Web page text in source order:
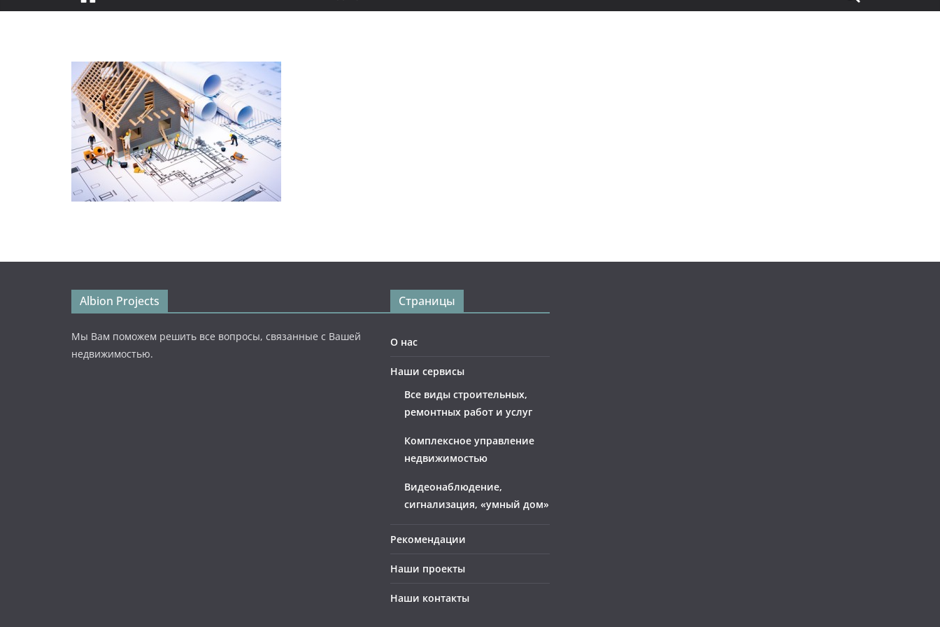
Albion Projects
Мы Вам поможем решить все вопросы, связанные с Вашей
недвижимостью.
Страницы
О нас
Наши сервисы
Все виды строительных,
ремонтных работ и услуг
Комплексное управление
недвижимостью
Видеонаблюдение,
сигнализация, «умный дом»
Рекомендации
Наши проекты
Наши контакты